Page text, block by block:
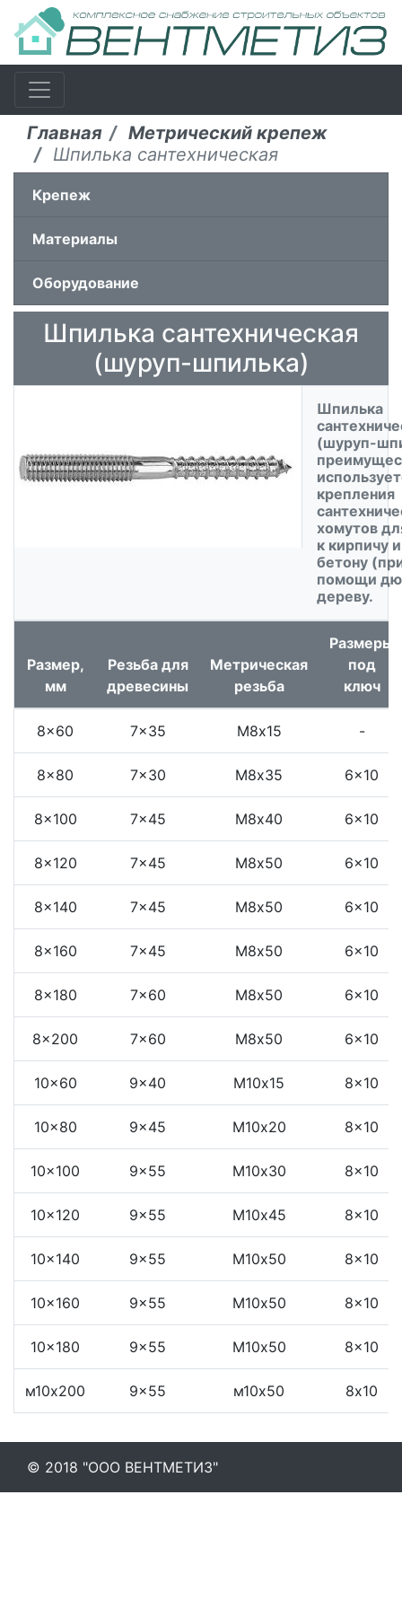
Главная
Метрический крепеж
Шпилька сантехническая
Крепеж
Материалы
Оборудование
Шпилька сантехническая
(шуруп-шпилька)
Шпилька
(шуруп-
крепления
хомутов
к кирпичу и
бетону
помощи
дереву.
Размер,
мм
Резьба для
древесины
Метрическая
резьба
Размеры
под
ключ
8x60 7x35 М8x15 -
8x80 7x30 М8x35 6x10
8x100 7x45 М8x40 6x10
8x120 7x45 М8x50 6x10
8x140 7x45 М8x50 6x10
8x160 7x45 М8x50 6x10
8x180 7x60 М8x50 6x10
8x200 7x60 М8x50 6x10
10x60 9x40 М10x15 8x10
10x80 9x45 М10x20 8x10
10x100 9x55 М10x30 8x10
10x120 9x55 М10x45 8x10
10x140 9x55 М10x50 8x10
10x160 9x55 М10x50 8x10
10x180 9x55 М10x50 8x10
м10х200 9x55 м10х50 8х10
© 2018 "ООО ВЕНТМЕТИЗ"